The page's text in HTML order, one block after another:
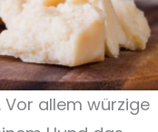
Vor allem würzige